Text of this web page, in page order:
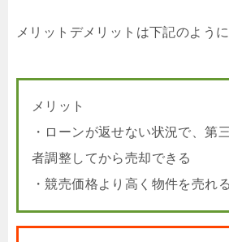
メリットデメリットは下記のように
メリット
・ローンが返せない状況で、第
者調整してから売却できる
・競売価格より高く物件を売れる